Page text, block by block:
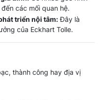
các mối quan hệ.
triển nội tâm:Đây là
của Eckhart Tolle.
thành công hay địa vị